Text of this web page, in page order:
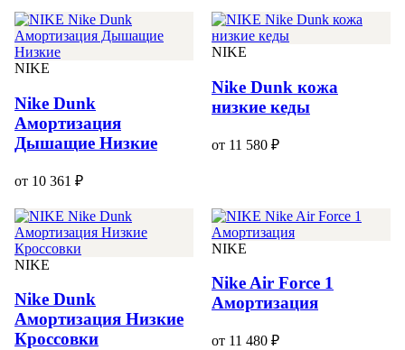
NIKE
Nike Dunk
Амортизация
Дышащие Низкие
от 10 361 ₽
NIKE
Nike Dunk кожа
низкие кеды
от 11 580 ₽
NIKE
Nike Dunk
Амортизация Низкие
Кроссовки
NIKE
Nike Air Force 1
Амортизация
от 11 480 ₽